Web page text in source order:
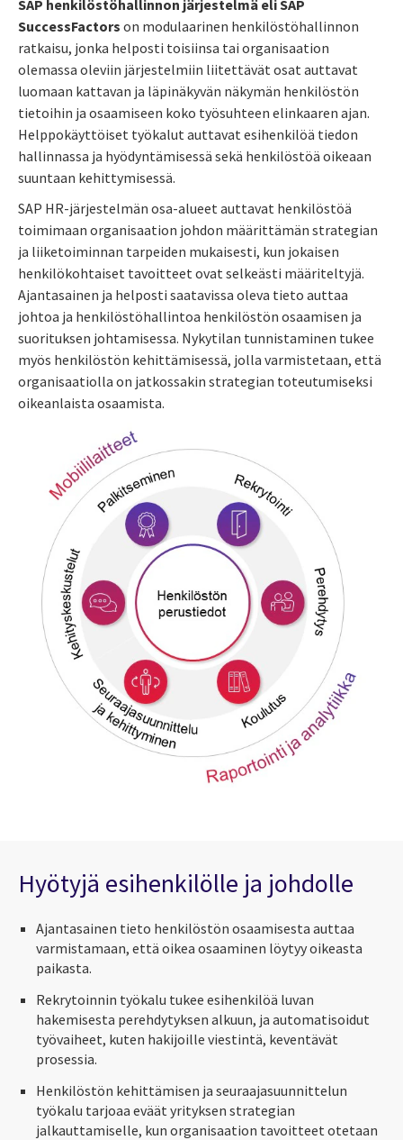
SAP henkilöstöhallinnon järjestelmä eli SAP
SuccessFactors on modulaarinen henkilöstöhallinnon
ratkaisu, jonka helposti toisiinsa tai organisaation
olemassa oleviin järjestelmiin liitettävät osat auttavat
luomaan kattavan ja läpinäkyvän näkymän henkilöstön
tietoihin ja osaamiseen koko työsuhteen elinkaaren ajan.
Helppokäyttöiset työkalut auttavat esihenkilöä tiedon
hallinnassa ja hyödyntämisessä sekä henkilöstöä oikeaan
suuntaan kehittymisessä.
SAP HR-järjestelmän osa-alueet auttavat henkilöstöä
toimimaan organisaation johdon määrittämän strategian
ja liiketoiminnan tarpeiden mukaisesti, kun jokaisen
henkilökohtaiset tavoitteet ovat selkeästi määriteltyjä.
Ajantasainen ja helposti saatavissa oleva tieto auttaa
johtoa ja henkilöstöhallintoa henkilöstön osaamisen ja
suorituksen johtamisessa. Nykytilan tunnistaminen tukee
myös henkilöstön kehittämisessä, jolla varmistetaan, että
organisaatiolla on jatkossakin strategian toteutumiseksi
oikeanlaista osaamista.
Hyötyjä esihenkilölle ja johdolle
Ajantasainen tieto henkilöstön osaamisesta auttaa
varmistamaan, että oikea osaaminen löytyy oikeasta
paikasta.
Rekrytoinnin työkalu tukee esihenkilöä luvan
hakemisesta perehdytyksen alkuun, ja automatisoidut
työvaiheet, kuten hakijoille viestintä, keventävät
prosessia.
Henkilöstön kehittämisen ja seuraajasuunnittelun
työkalu tarjoaa eväät yrityksen strategian
jalkauttamiselle, kun organisaation tavoitteet otetaan